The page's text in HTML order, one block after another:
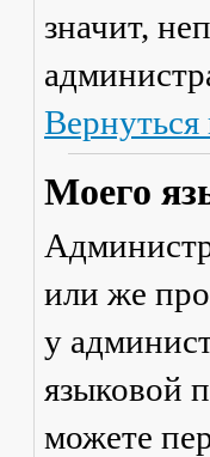
значит,
Вернуться
Моего
или же
у
языковой
можете